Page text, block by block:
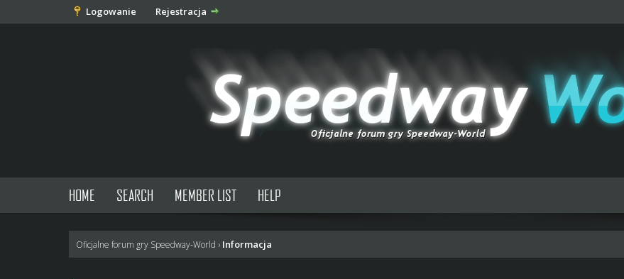
Logowanie Rejestracja
HOME SEARCH MEMBER LIST HELP
Oficjalne forum gry Speedway-World › Informacja